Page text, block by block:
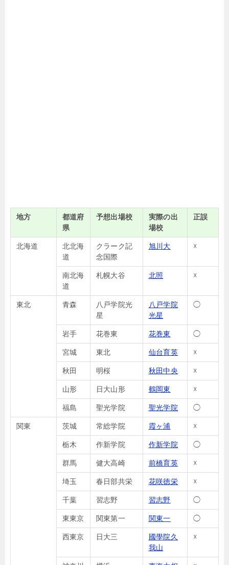
地方
都道府
県
予想出場校
実際の出
場校
正誤
北海道
北北海
道
クラーク記
念国際
旭川大 ☓
南北海
道
札幌大谷 北照 ☓
東北 青森
八戸学院光
星
八戸学院
光星
◯
岩手 花巻東 花巻東 ◯
宮城 東北 仙台育英 ☓
秋田 明桜 秋田中央 ☓
山形 日大山形 鶴岡東 ☓
福島 聖光学院 聖光学院 ◯
関東 茨城 常総学院 霞ヶ浦 ☓
栃木 作新学院 作新学院 ◯
群馬 健大高崎 前橋育英 ☓
埼玉 春日部共栄 花咲徳栄 ☓
千葉 習志野 習志野 ◯
東東京 関東第一 関東一 ◯
西東京 日大三
國學院久
我山
☓